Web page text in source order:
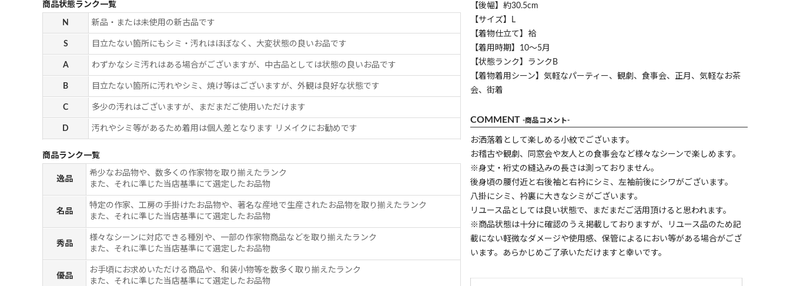
商品状態ランク一覧
N 新品・または未使用の新古品です
S 目立たない箇所にもシミ・汚れはほぼなく、大変状態の良いお品です
A わずかなシミ汚れはある場合がございますが、中古品としては状態の良いお品です
B 目立たない箇所に汚れやシミ、焼け等はございますが、外観は良好な状態です
C 多少の汚れはございますが、まだまだご使用いただけます
D 汚れやシミ等があるため着用は個人差となります リメイクにお勧めです
商品ランク一覧
逸品
希少なお品物や、数多くの作家物を取り揃えたランク
また、それに準じた当店基準にて選定したお品物
名品
特定の作家、工房の手掛けたお品物や、著名な産地で生産されたお品物を取り揃えたランク
また、それに準じた当店基準にて選定したお品物
秀品
様々なシーンに対応できる種別や、一部の作家物商品などを取り揃えたランク
また、それに準じた当店基準にて選定したお品物
優品
お手頃にお求めいただける商品や、和装小物等を数多く取り揃えたランク
また、それに準じた当店基準にて選定したお品物
【後幅】約30.5cm
【サイズ】L
【着物仕立て】袷
【着用時期】10～5月
【状態ランク】ランクB
【着物着用シーン】気軽なパーティー、観劇、食事会、正月、気軽なお茶
会、街着
COMMENT -商品コメント-
お洒落着として楽しめる小紋でございます。
お稽古や観劇、同窓会や友人との食事会など様々なシーンで楽しめます。
※身丈・裄丈の縫込みの長さは測っておりません。
後身頃の腰付近と右後袖と右衿にシミ、左袖前後にシワがございます。
八掛にシミ、衿裏に大きなシミがございます。
リユース品としては良い状態で、まだまだご活用頂けると思われます。
※商品状態は十分に確認のうえ掲載しておりますが、リユース品のため記
載にない軽微なダメージや使用感、保管によるにおい等がある場合がござ
います。あらかじめご了承いただけますと幸いです。